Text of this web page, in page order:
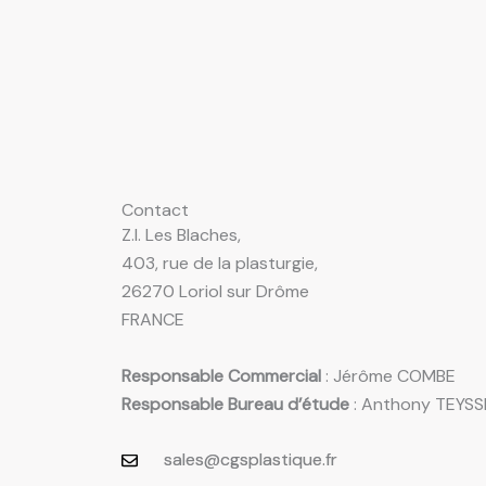
Contact
Z.I. Les Blaches,
403, rue de la plasturgie,
26270 Loriol sur Drôme
FRANCE
Responsable Commercial : Jérôme COMBE
Responsable Bureau d’étude : Anthony
sales@cgsplastique.fr